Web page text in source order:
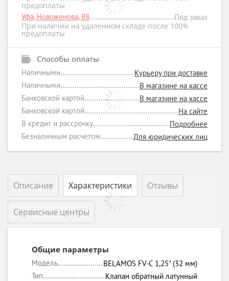
предоплаты
Уфа, Новоженова, 88
Под заказ
При наличии на удаленном складе после 100%
предоплаты
Способы оплаты
Наличными
Курьеру при доставке
Наличными
В магазине на кассе
Банковской картой
В магазине на кассе
Банковской картой
На сайте
В кредит и рассрочку
Подробнее
Безналичным расчетом
Для юридических лиц
Описание Характеристики Отзывы
Сервисные центры
Общие параметры
Модель
BELAMOS FV-C 1,25" (32 мм)
Тип
Клапан обратный латунный